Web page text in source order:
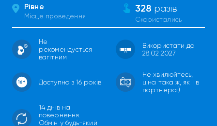
Рівне
Місце проведення
328 разів
Скористались
Не
рекомендується
вагітним
Використати до
28.02.2027
Доступно з 16 років
Не хвилюйтесь,
ціна така ж, як і в
партнера:)
14 днів на
повернення.
Обмін у будь-який